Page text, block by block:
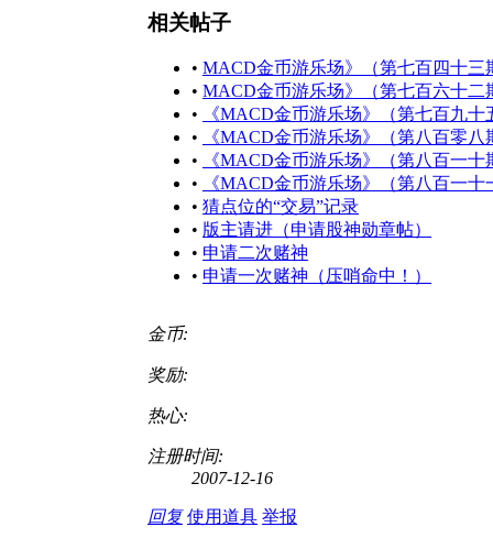
相关帖子
• MACD金币游乐场》（第七百四十三
• MACD金币游乐场》（第七百六十二
•
《MACD金币游乐场》（第七百九十
•
《MACD金币游乐场》（第八百零八
•
《MACD金币游乐场》（第八百一十
•
《MACD金币游乐场》（第八百一十
• 猜点位的“交易”记录
• 版主请进（申请股神勋章帖）
• 申请二次赌神
• 申请一次赌神（压哨命中！）
金币:
奖励:
热心:
注册时间:
2007-12-16
回复 使用道具 举报